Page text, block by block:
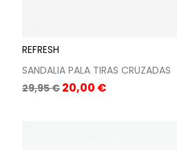
REFRESH
SANDALIA PALA TIRAS CRUZADAS
Precio
29,95 € Precio
20,00 €